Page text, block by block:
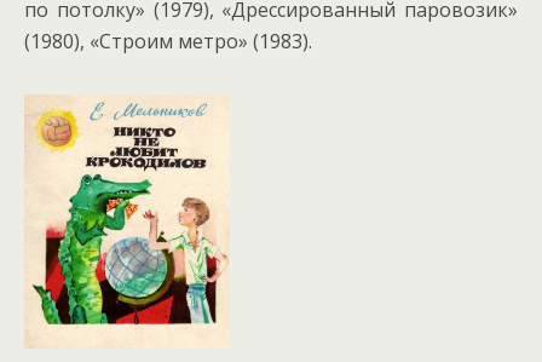
по потолку» (1979), «Дрессированный паровозик»
(1980), «Строим метро» (1983).